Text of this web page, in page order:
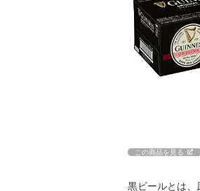
この商品を見る
黒ビールとは、